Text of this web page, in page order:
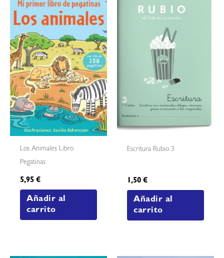
Los Animales Libro
Pegatinas
5,95€
Añadir al
carrito
Escritura Rubio 3
1,50€
Añadir al
carrito